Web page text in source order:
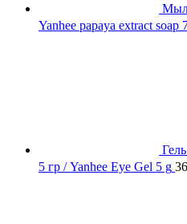
Yanhee papaya extract soap
5 гр / Yanhee Eye Gel 5 g